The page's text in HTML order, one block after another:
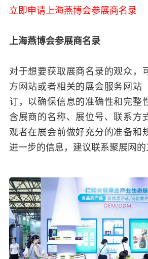
立即申请上海燕博会参展商名录
上海燕博会参展商名录
对于想要获取展商名录的观众，
方网站或者相关的展会服务网站
订，以确保信息的准确性和完整
含展商的名称、展位号、联系方
观者在展会前做好充分的准备和
进一步的信息，建议联系聚展网的